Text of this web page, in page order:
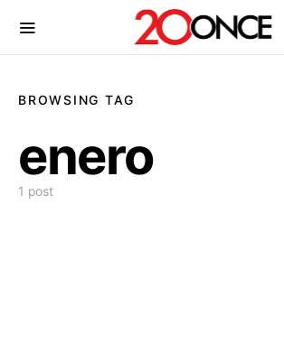
BROWSING TAG
enero
1 post